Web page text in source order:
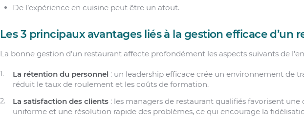
De l’expérience en cuisine peut être un atout.
Les 3 principaux avantages liés à la gestion efficace d’un
La bonne gestion d’un restaurant affecte profondément les aspects suivants de
La rétention du personnel : un leadership efficace crée un environnement de
réduit le taux de roulement et les coûts de formation.
La satisfaction des clients : les managers de restaurant qualifiés favorisent une
uniforme et une résolution rapide des problèmes, ce qui encourage la